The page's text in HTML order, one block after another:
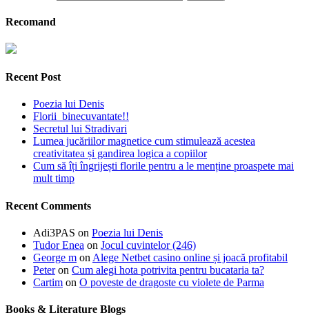
Recomand
Recent Post
Poezia lui Denis
Florii binecuvantate!!
Secretul lui Stradivari
Lumea jucăriilor magnetice cum stimulează acestea
creativitatea și gandirea logica a copiilor
Cum să îți îngrijești florile pentru a le menține proaspete mai
mult timp
Recent Comments
Adi3PAS on Poezia lui Denis
Tudor Enea on Jocul cuvintelor (246)
George m on Alege Netbet casino online și joacă profitabil
Peteron Cum alegi hota potrivita pentru bucataria ta?
Cartim on O poveste de dragoste cu violete de Parma
Books & Literature Blogs